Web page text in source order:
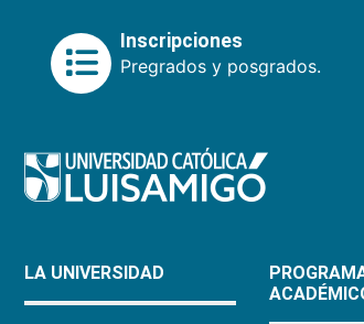
Inscripciones
Pregrados y posgrados.
LA UNIVERSIDAD